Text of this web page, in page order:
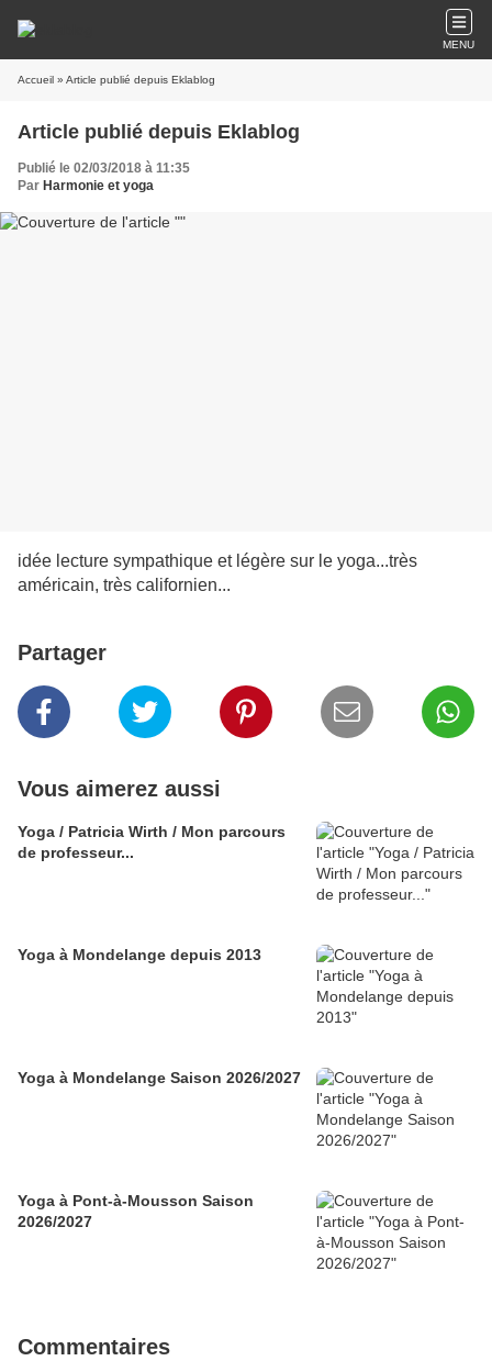
MENU
Accueil » Article publié depuis Eklablog
Article publié depuis Eklablog
Publié le 02/03/2018 à 11:35
Par Harmonie et yoga
idée lecture sympathique et légère sur le yoga...très
américain, très californien...
Partager
Vous aimerez aussi
Yoga / Patricia Wirth / Mon parcours
de professeur...
Yoga à Mondelange depuis 2013
Yoga à Mondelange Saison 2026/2027
Yoga à Pont-à-Mousson Saison
2026/2027
Commentaires